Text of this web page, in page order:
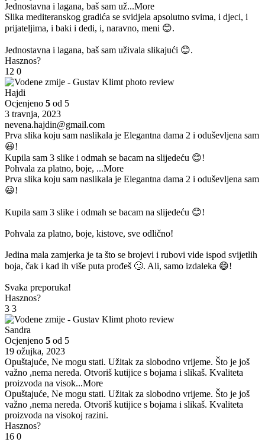
Jednostavna i lagana, baš sam už...More
Slika mediteranskog gradića se svidjela apsolutno svima, i djeci, i
prijateljima, i baki i dedi, i, naravno, meni 😊.
Jednostavna i lagana, baš sam uživala slikajući 😊.
Hasznos?
12 0
Hajdi
Ocjenjeno 5 od 5
3 travnja, 2023
nevena.hajdin@gmail.com
Prva slika koju sam naslikala je Elegantna dama 2 i oduševljena sam
😃!
Kupila sam 3 slike i odmah se bacam na slijedeću 😊!
Pohvala za platno, boje, ...More
Prva slika koju sam naslikala je Elegantna dama 2 i oduševljena sam
😃!
Kupila sam 3 slike i odmah se bacam na slijedeću 😊!
Pohvala za platno, boje, kistove, sve odlično!
Jedina mala zamjerka je ta što se brojevi i rubovi vide ispod svijetlih
boja, čak i kad ih više puta prođeš 🙄. Ali, samo izdaleka 😄!
Svaka preporuka!
Hasznos?
3 3
Sandra
Ocjenjeno 5 od 5
19 ožujka, 2023
Opuštajuće, Ne mogu stati. Užitak za slobodno vrijeme. Što je još
važno ,nema nereda. Otvoriš kutijice s bojama i slikaš. Kvaliteta
proizvoda na visok...More
Opuštajuće, Ne mogu stati. Užitak za slobodno vrijeme. Što je još
važno ,nema nereda. Otvoriš kutijice s bojama i slikaš. Kvaliteta
proizvoda na visokoj razini.
Hasznos?
16 0